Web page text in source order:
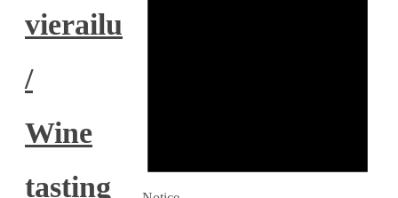
vierailu
/
Wine
tasting